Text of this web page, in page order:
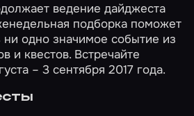
ведение дайджеста
подборка поможет
ни одно значимое событие из
и квестов. Встречайте
– 3 сентября 2017 года.